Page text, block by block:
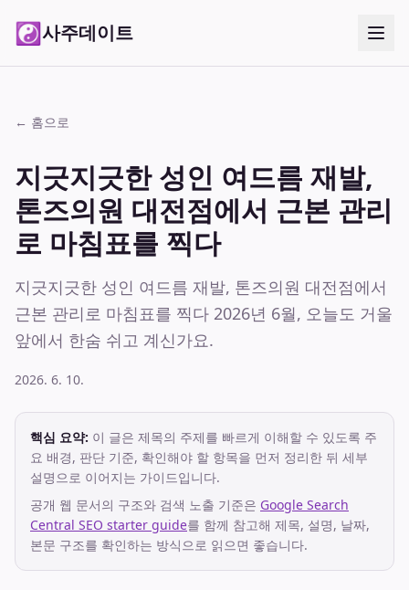
☯사주데이트
← 홈으로
지긋지긋한 성인 여드름 재발,
톤즈의원 대전점에서 근본 관리
로 마침표를 찍다
지긋지긋한 성인 여드름 재발, 톤즈의원 대전점에서
근본 관리로 마침표를 찍다 2026년 6월, 오늘도 거울
앞에서 한숨 쉬고 계신가요.
2026. 6. 10.
핵심 요약: 이 글은 제목의 주제를 빠르게 이해할 수 있도록 주
요 배경, 판단 기준, 확인해야 할 항목을 먼저 정리한 뒤 세부
설명으로 이어지는 가이드입니다.
공개 웹 문서의 구조와 검색 노출 기준은 Google Search
Central SEO starter guide를 함께 참고해 제목, 설명, 날짜,
본문 구조를 확인하는 방식으로 읽으면 좋습니다.